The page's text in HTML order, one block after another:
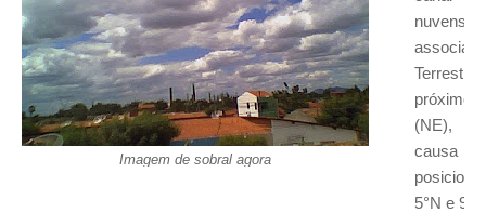
Imagem de sobral agora
nuvens
próximo
(NE),
causa
5°N e